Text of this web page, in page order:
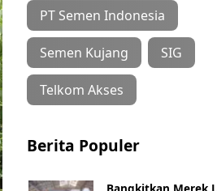
PT Semen Indonesia
Semen Kujang SIG
Telkom Akses
Berita Populer